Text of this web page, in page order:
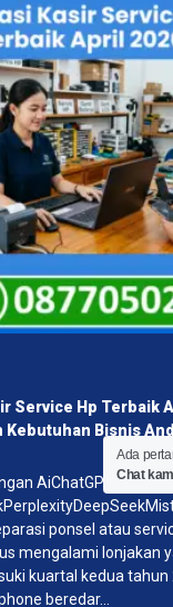
Service Hp Terbaik
Kebutuhan Bisnis
ponsel atau
mengalami lonjakan
kuartal kedua tahun
beredar…
Ada
Chat